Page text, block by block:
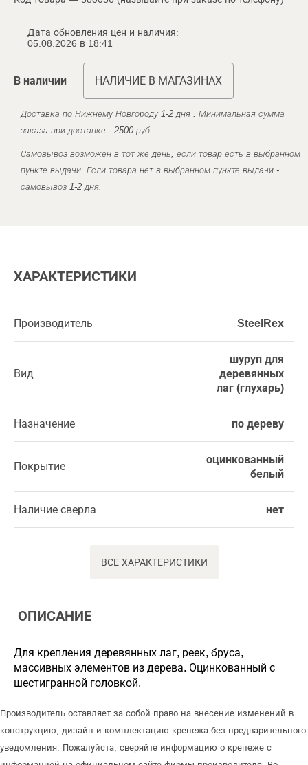
Дата обновления цен и наличия:
05.08.2026 в 18:41
В наличии НАЛИЧИЕ В МАГАЗИНАХ
Доставка по Нижнему Новгороду 1-2 дня . Минимальная сумма
заказа при доставке - 2500 руб.
Самовывоз возможен в тот же день, если товар есть в выбранном
пункте выдачи. Если товара нет в выбранном пункте выдачи -
самовывоз 1-2 дня.
ХАРАКТЕРИСТИКИ
Производитель SteelRex
Вид
шуруп для
деревянных
лаг (глухарь)
Назначение по дереву
Покрытие
оцинкованный
белый
Наличие сверла нет
ВСЕ ХАРАКТЕРИСТИКИ
ОПИСАНИЕ
Для крепления деревянных лаг, реек, бруса,
массивных элементов из дерева. Оцинкованный с
шестигранной головкой.
Производитель оставляет за собой право на внесение изменений в
конструкцию, дизайн и комплектацию крепежа без предварительного
уведомления. Пожалуйста, сверяйте информацию о крепеже с